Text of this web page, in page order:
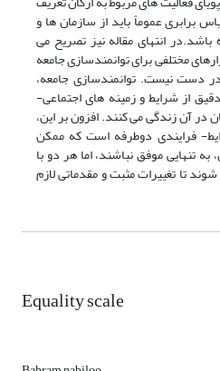
برابری عموماً باید از سازمان ها و
انتهای مقاله نیز تصریح می
مختلفی برای توانمندسازی جامعه
دست نیست. توانمندسازی جامعه،
از شرایط و زمینه های اجتماعی-
آن زندگی می کنند. افزون بر این،
فرایندی دوطرفه است که ممکن
تنهایی موفق نباشند، اما هر دو با
تا تغییرات مثبت و مقدماتی لازم
Equality scale